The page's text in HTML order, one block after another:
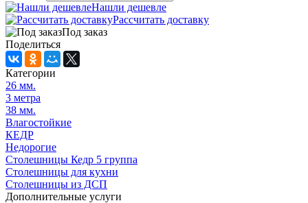
Нашли дешевле
Рассчитать доставку
Под заказ
Поделиться
Категории
26 мм.
3 метра
38 мм.
Влагостойкие
КЕДР
Недорогие
Столешницы Кедр 5 группа
Столешницы для кухни
Столешницы из ДСП
Дополнительные услуги